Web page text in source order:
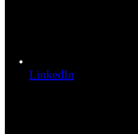
LinkedIn